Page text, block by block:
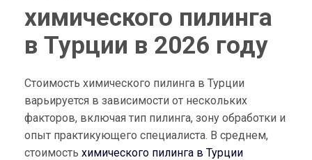
химического пилинга
в Турции в 2026 году
Стоимость химического пилинга в Турции
варьируется в зависимости от нескольких
факторов, включая тип пилинга, зону обработки и
опыт практикующего специалиста. В среднем,
стоимость химического пилинга в Турции